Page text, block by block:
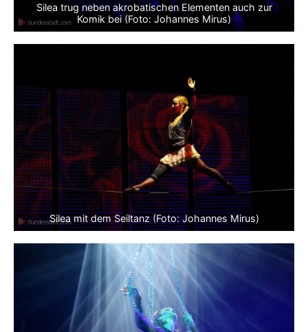
Silea trug neben akrobatischen Elementen auch zur
Komik bei (Foto: Johannes Mirus)
Silea mit dem Seiltanz (Foto: Johannes Mirus)